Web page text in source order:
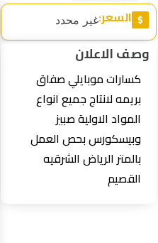
السعر:غير محدد
وصف الاعلان
كسارات موبايلي صفاق
بريمه لانتاج جميع انواع
المواد الاولية صبيز
وبيسكورس بحص العمل
بالمتر الرياض الشرقيه
القصيم